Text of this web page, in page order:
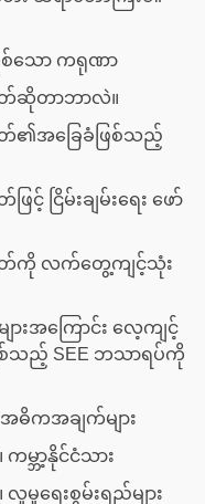
စ်သော ကရုဏာ
တ်ဆိုတာဘာလဲ။
တ်၏အခြေခံဖြစ်သည့်
င့် ငြိမ်းချမ်းရေး ဖော်
တ်ကို လက်တွေ့ကျင့်သုံး
ားအကြောင်း လေ့ကျင့်
စ်သည့် SEE ဘသာရပ်ကို
ဓိကအချက်များ
မ္ဘာ့နိုင်ငံသား
မှုရေးစွမ်းရည်များ